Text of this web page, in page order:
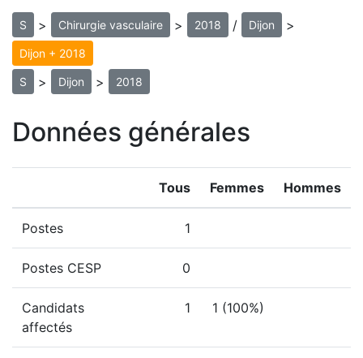
S > Chirurgie vasculaire > 2018 / Dijon >
Dijon + 2018
S > Dijon > 2018
Données générales
Tous Femmes Hommes
Postes 1
Postes CESP 0
Candidats
affectés
1 1 (100%)